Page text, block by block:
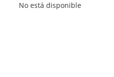
No está disponible